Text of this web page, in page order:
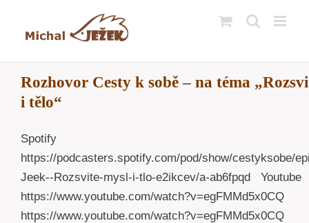
Rozhovor Cesty k sobě – na téma
i tělo“
Spotify
https://podcasters.spotify.com/pod/show/cestyksobe/
Jeek--Rozsvite-mysl-i-tlo-e2ikcev/a-ab6fpqd Youtube
https://www.youtube.com/watch?v=egFMMd5x0CQ
https://www.youtube.com/watch?v=egFMMd5x0CQ